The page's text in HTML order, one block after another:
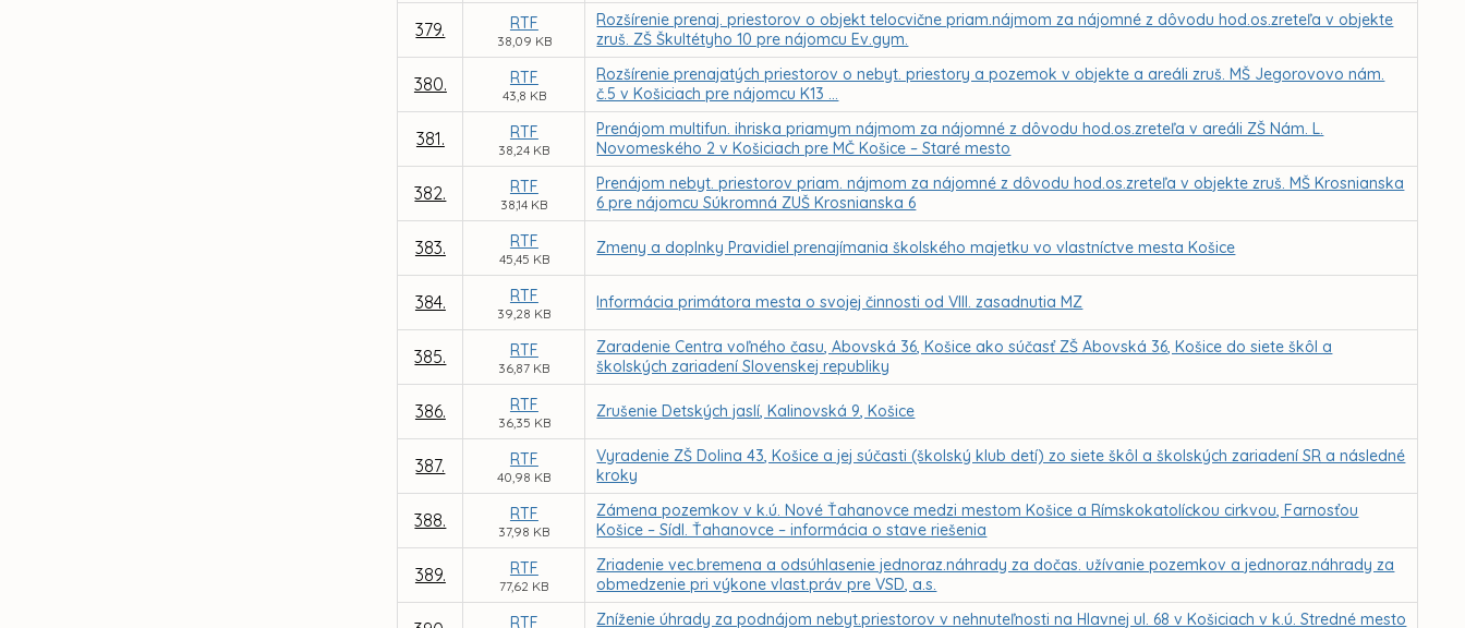
379. RTF
38,09 KB
Rozšírenie prenaj. priestorov o objekt telocvične priam.nájmom za nájomné z dôvodu hod.os.zreteľa v objekte
zruš. ZŠ Škultétyho 10 pre nájomcu Ev.gym.
380. RTF
43,8 KB
Rozšírenie prenajatých priestorov o nebyt. priestory a pozemok v objekte a areáli zruš. MŠ Jegorovovo nám.
č.5 v Košiciach pre nájomcu K13 ...
381. RTF
38,24 KB
Prenájom multifun. ihriska priamym nájmom za nájomné z dôvodu hod.os.zreteľa v areáli ZŠ Nám. L.
Novomeského 2 v Košiciach pre MČ Košice – Staré mesto
382. RTF
38,14 KB
Prenájom nebyt. priestorov priam. nájmom za nájomné z dôvodu hod.os.zreteľa v objekte zruš. MŠ Krosnianska
6 pre nájomcu Súkromná ZUŠ Krosnianska 6
383. RTF
45,45 KB
Zmeny a doplnky Pravidiel prenajímania školského majetku vo vlastníctve mesta Košice
384. RTF
39,28 KB
Informácia primátora mesta o svojej činnosti od VIII. zasadnutia MZ
385. RTF
36,87 KB
Zaradenie Centra voľného času, Abovská 36, Košice ako súčasť ZŠ Abovská 36, Košice do siete škôl a
školských zariadení Slovenskej republiky
386. RTF
36,35 KB
Zrušenie Detských jaslí, Kalinovská 9, Košice
387. RTF
40,98 KB
Vyradenie ZŠ Dolina 43, Košice a jej súčasti (školský klub detí) zo siete škôl a školských zariadení SR a následné
kroky
388. RTF
37,98 KB
Zámena pozemkov v k.ú. Nové Ťahanovce medzi mestom Košice a Rímskokatolíckou cirkvou, Farnosťou
Košice – Sídl. Ťahanovce – informácia o stave riešenia
389. RTF
77,62 KB
Zriadenie vec.bremena a odsúhlasenie jednoraz.náhrady za dočas. užívanie pozemkov a jednoraz.náhrady za
obmedzenie pri výkone vlast.práv pre VSD, a.s.
RTF
Zníženie úhrady za podnájom nebyt.priestorov v nehnuteľnosti na Hlavnej ul. 68 v Košiciach v k.ú. Stredné mesto